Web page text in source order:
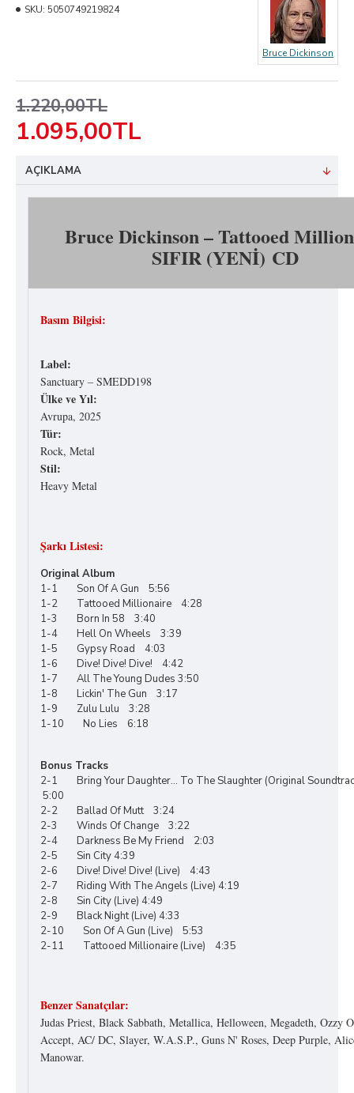
1.095,00TL
1.220,00TL
SKU: 5050749219824
Bruce Dickinson
AÇIKLAMA
Bruce Dickinson – Tattooed
SIFIR (YENİ) CD
Basım Bilgisi:
Label:
Sanctuary – SMEDD198
Ülke ve Yıl:
Avrupa, 2025
Tür:
Rock, Metal
Stil:
Heavy Metal
Şarkı Listesi:
Original Album
1-1 Son Of A Gun 5:56
1-2 Tattooed Millionaire 4:28
1-3 Born In 58 3:40
1-4 Hell On Wheels 3:39
1-5 Gypsy Road 4:03
1-6 Dive! Dive! Dive! 4:42
1-7 All The Young Dudes 3:50
1-8 Lickin' The Gun 3:17
1-9 Zulu Lulu 3:28
1-10 No Lies 6:18
Bonus Tracks
2-1 Bring Your Daughter... To The Slaughter (Original
5:00
2-2 Ballad Of Mutt 3:24
2-3 Winds Of Change 3:22
2-4 Darkness Be My Friend 2:03
2-5 Sin City 4:39
2-6 Dive! Dive! Dive! (Live) 4:43
2-7 Riding With The Angels (Live) 4:19
2-8 Sin City (Live) 4:49
2-9 Black Night (Live) 4:33
2-10 Son Of A Gun (Live) 5:53
2-11 Tattooed Millionaire (Live) 4:35
Benzer Sanatçılar:
Judas Priest, Black Sabbath, Metallica, Helloween, Megadeth, Ozzy
Accept, AC/ DC, Slayer, W.A.S.P., Guns N' Roses, Deep Purple,
Manowar.